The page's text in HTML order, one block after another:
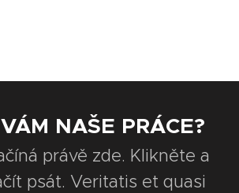
NAŠE PRÁCE?
právě zde. Klikněte a
psát. Veritatis et quasi